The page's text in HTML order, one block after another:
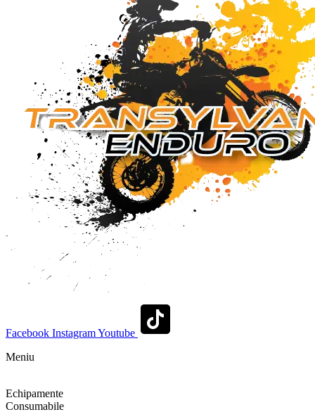
Facebook InstagramYoutube
Meniu
Echipamente
Consumabile